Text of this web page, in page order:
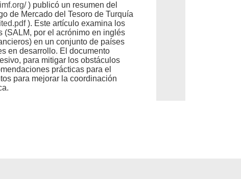
) publicó un resumen del
de Mercado del Tesoro de Turquía
). Este artículo examina los
(SALM, por el acrónimo en inglés
en un conjunto de países
en desarrollo. El documento
para mitigar los obstáculos
prácticas para el
para mejorar la coordinación